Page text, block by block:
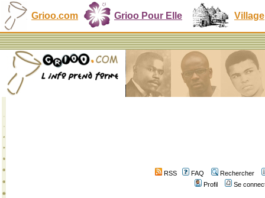
Grioo.com Grioo Pour Elle Village
RSS FAQ
Rechercher
Profil
Se